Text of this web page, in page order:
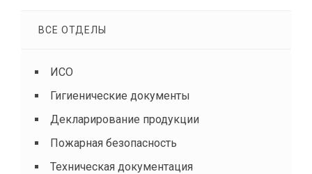
ВСЕ ОТДЕЛЫ
ИСО
Гигиенические документы
Декларирование продукции
Пожарная безопасность
Техническая документация